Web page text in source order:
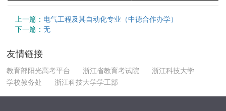
上一篇： 电气工程及其自动化专业（中德合作办学）
下一篇： 无
友情链接
教育部阳光高考平台 浙江省教育考试院
浙江科技大学
学校教务处
浙江科技大学学工部